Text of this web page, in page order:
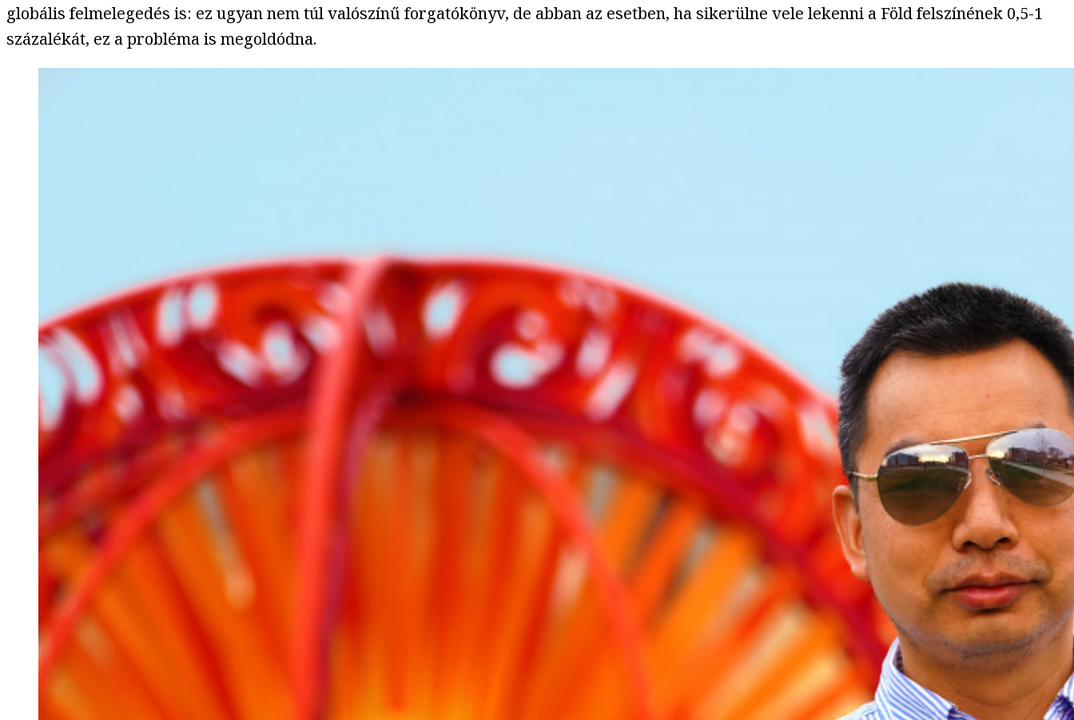
globális felmelegedés is: ez ugyan nem túl valószínű forgatókönyv, de abban az esetben, ha sikerülne vele lekenni a Föld felszínének 0,5-1
százalékát, ez a probléma is megoldódna.